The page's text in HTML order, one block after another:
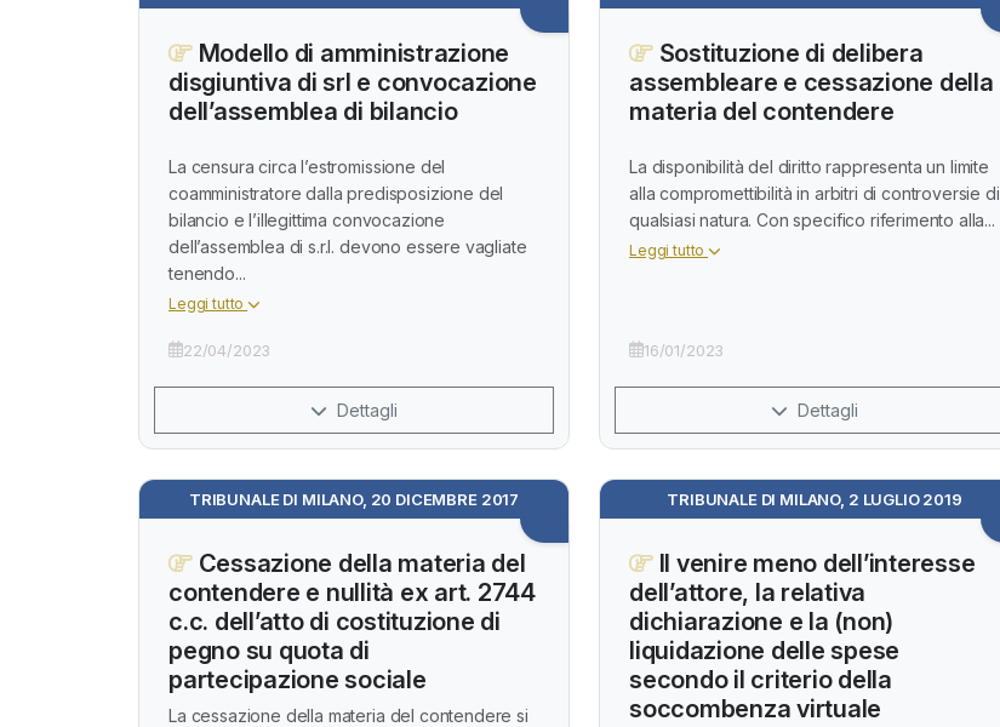
Modello di amministrazione
disgiuntiva di srl e convocazione
dell’assemblea di bilancio
La censura circa l’estromissione del
coamministratore dalla predisposizione del
bilancio e l’illegittima convocazione
dell’assemblea di s.r.l. devono essere vagliate
tenendo...
Leggi tutto
22/04/2023
Dettagli
Sostituzione di delibera
assembleare e cessazione della
materia del contendere
La disponibilità del diritto rappresenta un limite
alla compromettibilità in arbitri di controversie di
qualsiasi natura. Con specifico riferimento alla...
Leggi tutto
16/01/2023
Dettagli
TRIBUNALE DI MILANO, 20 DICEMBRE 2017
Cessazione della materia del
contendere e nullità ex art. 2744
c.c. dell’atto di costituzione di
pegno su quota di
partecipazione sociale
La cessazione della materia del contendere si
TRIBUNALE DI MILANO, 2 LUGLIO 2019
Il venire meno dell’interesse
dell’attore, la relativa
dichiarazione e la (non)
liquidazione delle spese
secondo il criterio della
soccombenza virtuale